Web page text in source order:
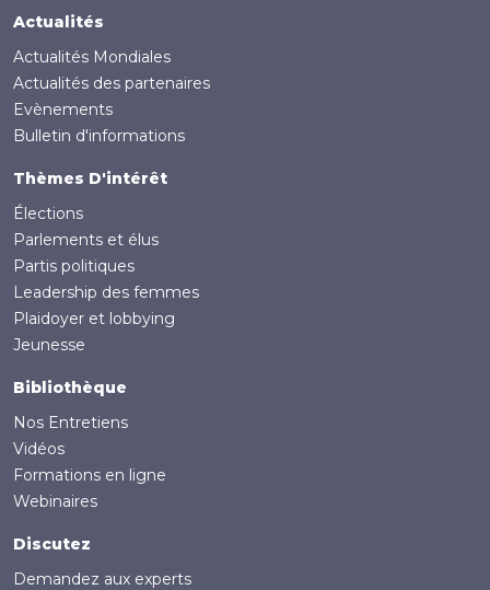
Actualités
Actualités Mondiales
Actualités des partenaires
Evènements
Bulletin d'informations
Thèmes D'intérêt
Élections
Parlements et élus
Partis politiques
Leadership des femmes
Plaidoyer et lobbying
Jeunesse
Bibliothèque
Nos Entretiens
Vidéos
Formations en ligne
Webinaires
Discutez
Demandez aux experts